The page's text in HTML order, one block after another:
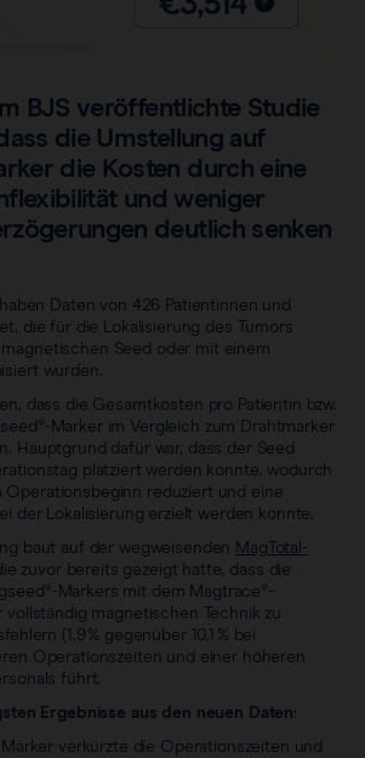
BJS veröffentlichte Studie
die Umstellung auf
die Kosten durch eine
und weniger
deutlich senken
haben Daten von 426 Patientinnen und
die für die Lokalisierung des Tumors
Seed oder mit einem
wurden.
dass die Gesamtkosten pro Patientin bzw.
Marker im Vergleich zum Drahtmarker
Hauptgrund dafür war, dass der Seed
platziert werden konnte, wodurch
Operationsbeginn reduziert und eine
der Lokalisierung erzielt werden konnte.
baut auf der wegweisenden MagTotal-
zuvor bereits gezeigt hatte, dass die
Markers mit dem Magtrace®-
vollständig magnetischen Technik zu
(1,9 % gegenüber 10,1 % bei
Operationszeiten und einer höheren
führt.
Ergebnisse aus den neuen Daten:
verkürzte die Operationszeiten und